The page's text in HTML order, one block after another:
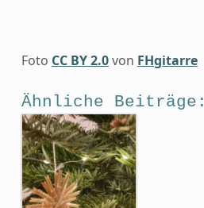
Foto CC BY 2.0von FHgitarre
Ähnliche Beiträge: